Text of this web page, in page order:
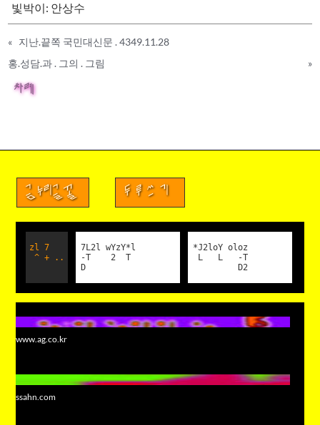
빛박이: 안상수
« 지난.끝쪽 국민대신문 . 4349.11.28
홍.성담.과 . 그의 . 그림
»
차례
금누리글꼴 두루쓰기
zl 7
^ + ..
7L2l wYzY*l
-T 2 T
D
*J2loY oloz
L L -T
D2
www.ag.co.kr
ssahn.com